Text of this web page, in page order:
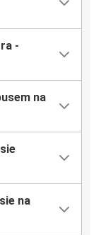
-
na
na